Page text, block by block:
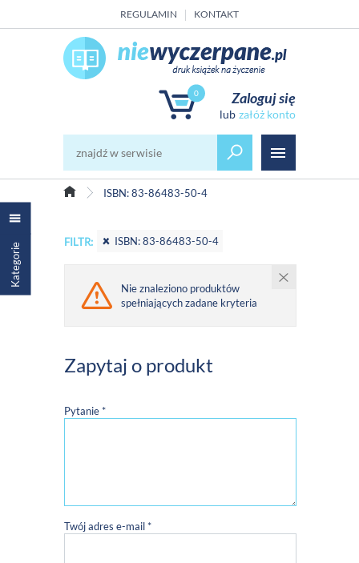
REGULAMIN KONTAKT
0 Zaloguj się
załóż konto
ISBN: 83-86483-50-4
Kategorie FILTR: ISBN: 83-86483-50-4
Nie znaleziono produktów
spełniających zadane kryteria
Zapytaj o produkt
Pytanie *
Twój adres e-mail *